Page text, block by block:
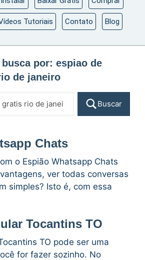
Tutoriais Contato Blog
por: espiao de
de janeiro
Buscar
Chats
o Espião Whatsapp Chats
ver todas conversas
simples? Isto é, com essa
Tocantins TO
TO pode ser uma
for fazer sozinho. No